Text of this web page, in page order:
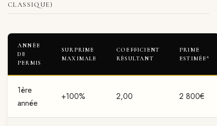
CLASSIQUE)
ANNÉE
DE
PERMIS
SURPRIME
MAXIMALE
COEFFICIENT
RÉSULTANT
PRIME
ESTIMÉE*
1ère
année
+100% 2,00 2 800€